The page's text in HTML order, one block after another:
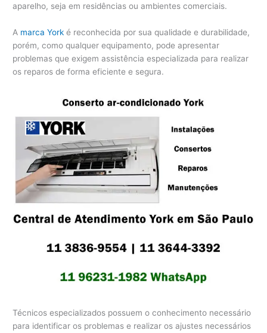
aparelho, seja em residências ou ambientes comerciais.
A marca York é reconhecida por sua qualidade e durabilidade,
porém, como qualquer equipamento, pode apresentar
problemas que exigem assistência especializada para realizar
os reparos de forma eficiente e segura.
Técnicos especializados possuem o conhecimento necessário
para identificar os problemas e realizar os ajustes necessários